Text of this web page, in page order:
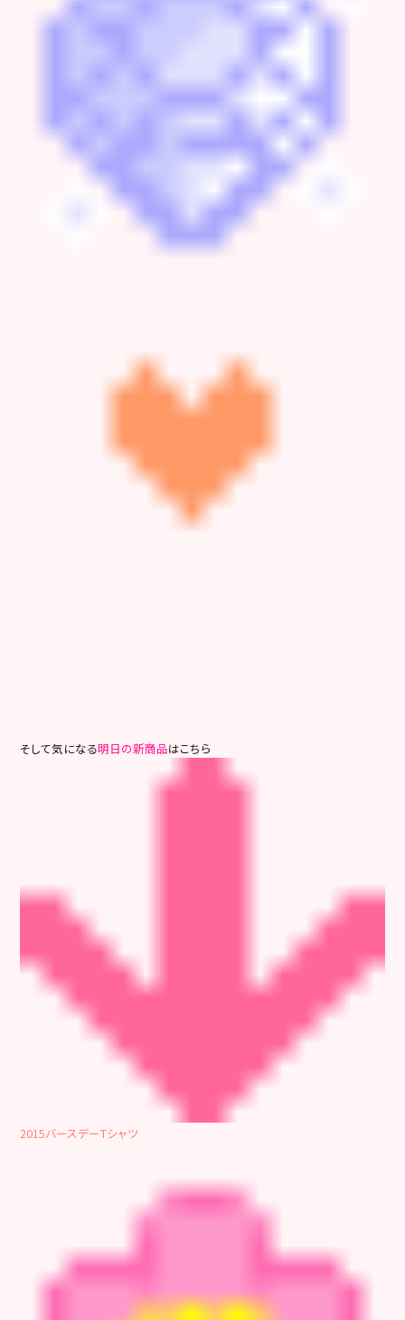
そして気になる明日の新商品はこちら
2015バースデーTシャツ